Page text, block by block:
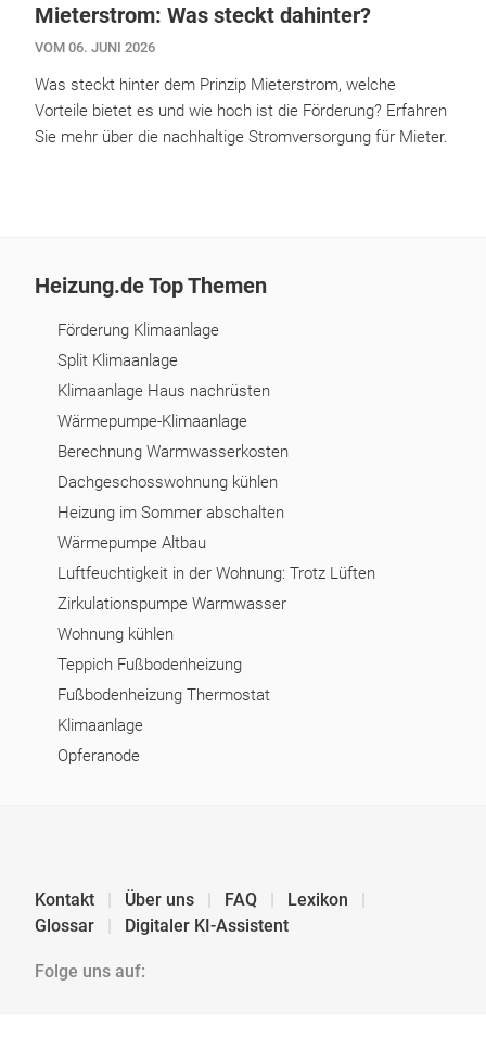
Mieterstrom: Was steckt dahinter?
VOM 06. JUNI 2026
Was steckt hinter dem Prinzip Mieterstrom, welche
Vorteile bietet es und wie hoch ist die Förderung? Erfahren
Sie mehr über die nachhaltige Stromversorgung für Mieter.
Heizung.de Top Themen
Förderung Klimaanlage
Split Klimaanlage
Klimaanlage Haus nachrüsten
Wärmepumpe-Klimaanlage
Berechnung Warmwasserkosten
Dachgeschosswohnung kühlen
Heizung im Sommer abschalten
Wärmepumpe Altbau
Luftfeuchtigkeit in der Wohnung: Trotz Lüften
Zirkulationspumpe Warmwasser
Wohnung kühlen
Teppich Fußbodenheizung
Fußbodenheizung Thermostat
Klimaanlage
Opferanode
Kontakt Über uns FAQ
Lexikon
Glossar
Digitaler KI-Assistent
Folge uns auf: